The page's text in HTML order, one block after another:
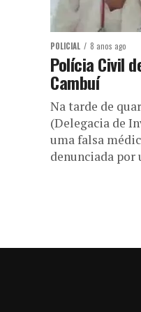
POLICIAL 8 anos ago
Polícia Civil
Cambuí
Na tarde de
(Delegacia de
uma falsa
denunciada por